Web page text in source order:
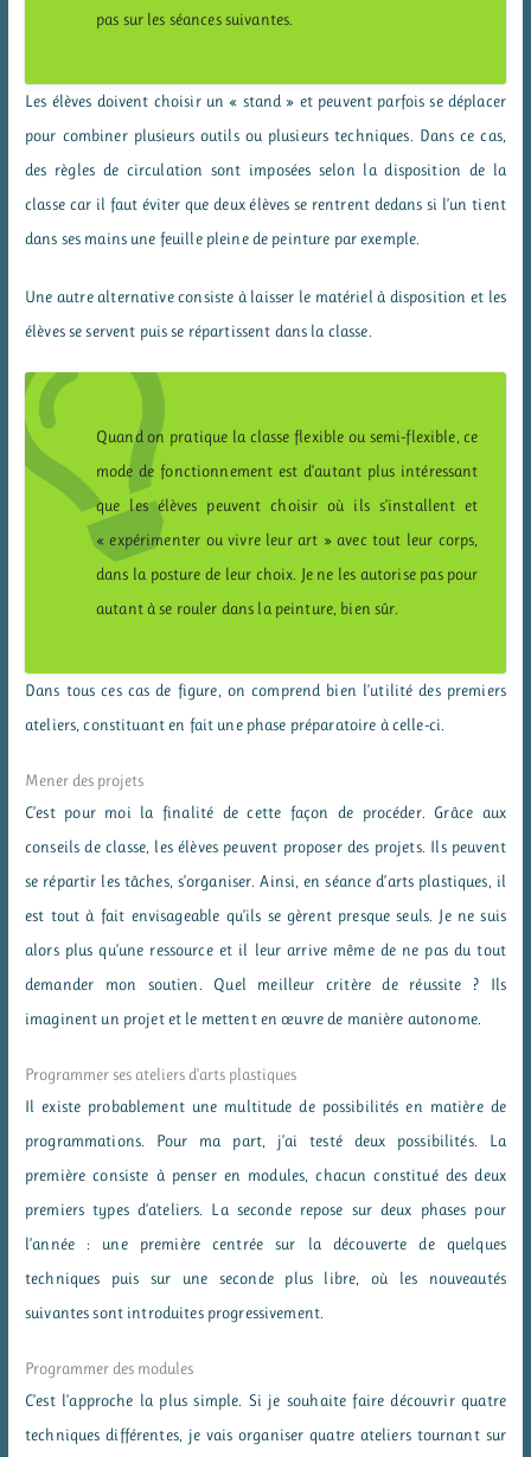
pas sur les séances suivantes.
Les élèves doivent choisir un « stand » et peuvent parfois se déplacer
pour combiner plusieurs outils ou plusieurs techniques. Dans ce cas,
des règles de circulation sont imposées selon la disposition de la
classe car il faut éviter que deux élèves se rentrent dedans si l’un tient
dans ses mains une feuille pleine de peinture par exemple.
Une autre alternative consiste à laisser le matériel à disposition et les
élèves se servent puis se répartissent dans la classe.
Quand on pratique la classe flexible ou semi-flexible, ce
mode de fonctionnement est d’autant plus intéressant
que les élèves peuvent choisir où ils s’installent et
« expérimenter ou vivre leur art » avec tout leur corps,
dans la posture de leur choix. Je ne les autorise pas pour
autant à se rouler dans la peinture, bien sûr.
Dans tous ces cas de figure, on comprend bien l’utilité des premiers
ateliers, constituant en fait une phase préparatoire à celle-ci.
Mener des projets
C’est pour moi la finalité de cette façon de procéder. Grâce aux
conseils de classe, les élèves peuvent proposer des projets. Ils peuvent
se répartir les tâches, s’organiser. Ainsi, en séance d’arts plastiques, il
est tout à fait envisageable qu’ils se gèrent presque seuls. Je ne suis
alors plus qu’une ressource et il leur arrive même de ne pas du tout
demander mon soutien. Quel meilleur critère de réussite ? Ils
imaginent un projet et le mettent en œuvre de manière autonome.
Programmer ses ateliers d’arts plastiques
Il existe probablement une multitude de possibilités en matière de
programmations. Pour ma part, j’ai testé deux possibilités. La
première consiste à penser en modules, chacun constitué des deux
premiers types d’ateliers. La seconde repose sur deux phases pour
l’année : une première centrée sur la découverte de quelques
techniques puis sur une seconde plus libre, où les nouveautés
suivantes sont introduites progressivement.
Programmer des modules
C’est l’approche la plus simple. Si je souhaite faire découvrir quatre
techniques différentes, je vais organiser quatre ateliers tournant sur